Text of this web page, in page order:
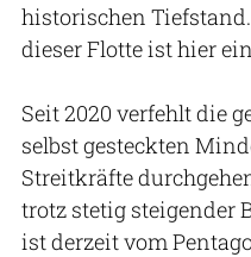
historischen
dieser Flotte ist hier
Seit 2020 verfehlt die
selbst gesteckten
Streitkräfte
trotz stetig steigender
ist derzeit vom